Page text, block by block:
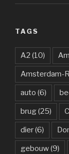
TAGS
A2 (10)
Amsterdam-
auto (6)
brug(25)
dier(6)
gebouw(9)